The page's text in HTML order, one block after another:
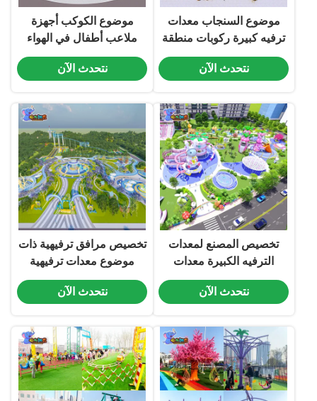
موضوع السنجاب معدات
ترفيه كبيرة ركوبات منطقة
ألعاب أطفال في الهواء
الطلق
نتحدث الآن
موضوع الكوكب أجهزة
ملاعب أطفال في الهواء
الطلق معدات ترفيهية كبيرة
نتحدث الآن
تخصيص المصنع لمعدات
الترفيه الكبيرة معدات
الترفيه الخارجية
نتحدث الآن
تخصيص مرافق ترفيهية ذات
موضوع معدات ترفيهية
كبيرة
نتحدث الآن